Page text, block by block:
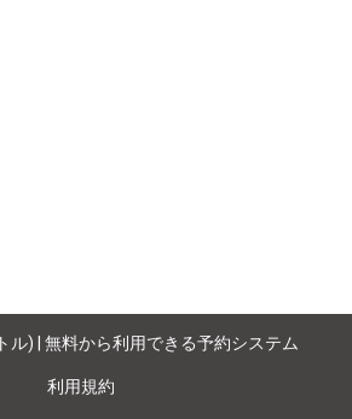
ル) | 無料から利用できる予約システム
利用規約